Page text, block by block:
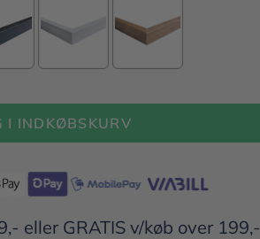
I INDKØBSKURV
eller GRATIS v/køb over 199,-